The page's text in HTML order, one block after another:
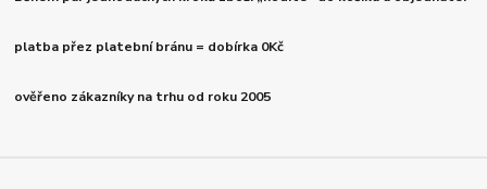
platba přez platební bránu = dobírka 0Kč
ověřeno zákazníky na trhu od roku 2005